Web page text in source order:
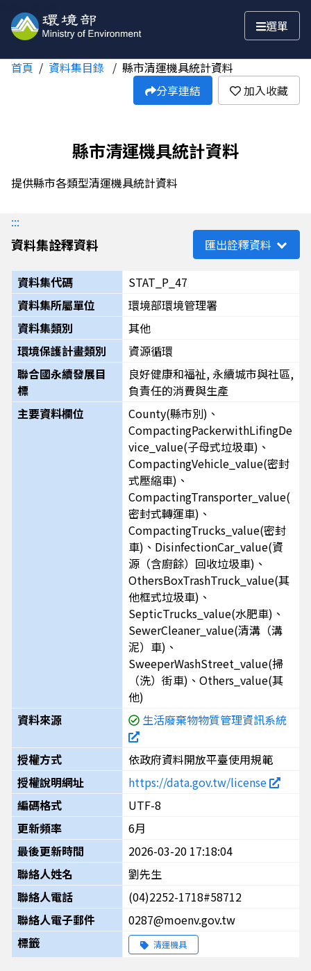
選單
首頁 資料集目錄
縣市清運機具統計資料
分享連結
加入收藏
縣市清運機具統計資料
提供縣市各類型清運機具統計資料
:::
資料集詮釋資料 匯出詮釋資料
資料集代碼
STAT_P_47
資料集所屬單位
環境部環境管理署
資料集類別
其他
環境保護計畫類別
資源循環
聯合國永續發展目
標
良好健康和福祉, 永續城市與社區,
負責任的消費與生產
主要資料欄位
County(縣市別)、
CompactingPackerwithLifingDe
vice_value(子母式垃圾車)、
CompactingVehicle_value(密封
式壓縮車)、
CompactingTransporter_value(
密封式轉運車)、
CompactingTrucks_value(密封
車)、DisinfectionCar_value(資
源（含廚餘）回收垃圾車)、
OthersBoxTrashTruck_value(其
他框式垃圾車)、
SepticTrucks_value(水肥車)、
SewerCleaner_value(清溝（溝
泥）車)、
SweeperWashStreet_value(掃
（洗）街車)、Others_value(其
他)
資料來源
生活廢棄物物質管理資訊系統
授權方式
依政府資料開放平臺使用規範
授權說明網址
https://data.gov.tw/license
編碼格式
UTF-8
更新頻率
6月
最後更新時間
2026-03-20 17:18:04
聯絡人姓名
劉先生
聯絡人電話
(04)2252-1718#58712
聯絡人電子郵件
0287@moenv.gov.tw
標籤
清運機具